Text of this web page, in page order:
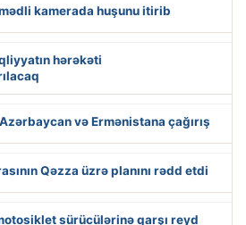
kamerada huşunu itirib
hərəkəti
və Ermənistana çağırış
Qəzza üzrə planını rədd etdi
sürücülərinə qarşı reyd